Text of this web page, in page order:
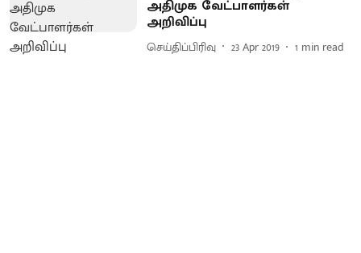
அதிமுக வேட்பாளர்கள்
அறிவிப்பு
செய்திப்பிரிவு 23 Apr 2019 1 min read